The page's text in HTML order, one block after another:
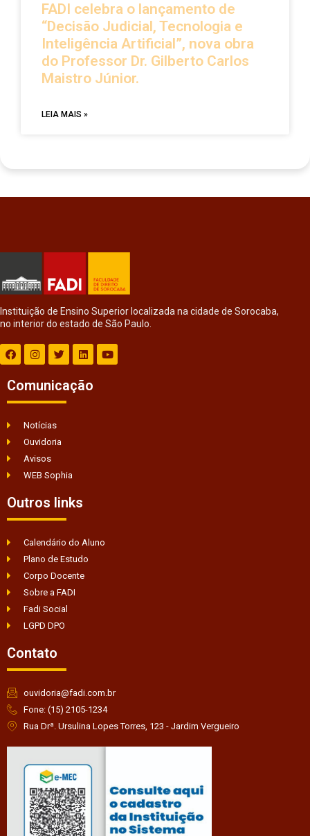
FADI celebra o lançamento de
“Decisão Judicial, Tecnologia e
Inteligência Artificial”, nova obra
do Professor Dr. Gilberto Carlos
Maistro Júnior.
LEIA MAIS »
Instituição de Ensino Superior localizada na cidade de Sorocaba,
no interior do estado de São Paulo.
Comunicação
Notícias
Ouvidoria
Avisos
WEB Sophia
Outros links
Calendário do Aluno
Plano de Estudo
Corpo Docente
Sobre a FADI
Fadi Social
LGPD DPO
Contato
ouvidoria@fadi.com.br
Fone: (15) 2105-1234
Rua Drª. Ursulina Lopes Torres, 123 - Jardim Vergueiro